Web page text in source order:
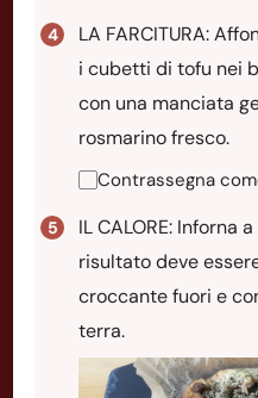
LA FARCITURA:
i cubetti di tofu nei
con una manciata
rosmarino fresco.
Contrassegna
IL CALORE: Inforna
risultato deve
croccante fuori e
terra.